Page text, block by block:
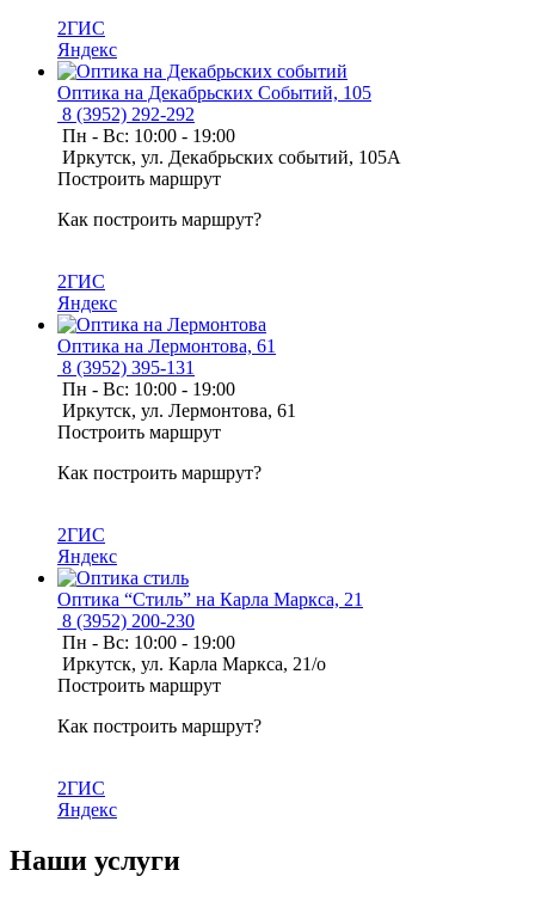
2ГИС
Яндекс
Оптика на Декабрьских Событий, 105
8 (3952) 292-292
Пн - Вс: 10:00 - 19:00
Иркутск, ул. Декабрьских событий, 105А
Построить маршрут
Как построить маршрут?
2ГИС
Яндекс
Оптика на Лермонтова, 61
8 (3952) 395-131
Пн - Вс: 10:00 - 19:00
Иркутск, ул. Лермонтова, 61
Построить маршрут
Как построить маршрут?
2ГИС
Яндекс
Оптика “Стиль” на Карла Маркса, 21
8 (3952) 200-230
Пн - Вс: 10:00 - 19:00
Иркутск, ул. Карла Маркса, 21/о
Построить маршрут
Как построить маршрут?
2ГИС
Яндекс
Наши услуги